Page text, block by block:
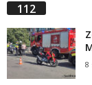
112
8